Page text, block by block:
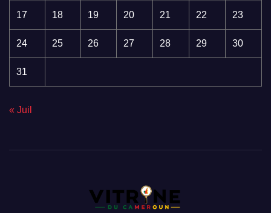
17 18 19 20 21 22 23
24 25 26 27 28 29 30
31
« Juil